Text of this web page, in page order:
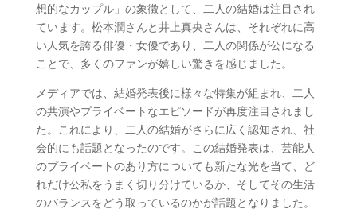
想的なカップル」の象徴として、二人の結婚は注目され
ています。松本潤さんと井上真央さんは、それぞれに高
い人気を誇る俳優・女優であり、二人の関係が公になる
ことで、多くのファンが嬉しい驚きを感じました。
メディアでは、結婚発表後に様々な特集が組まれ、二人
の共演やプライベートなエピソードが再度注目されまし
た。これにより、二人の結婚がさらに広く認知され、社
会的にも話題となったのです。この結婚発表は、芸能人
のプライベートのあり方についても新たな光を当て、ど
れだけ公私をうまく切り分けているか、そしてその生活
のバランスをどう取っているのかが話題となりました。